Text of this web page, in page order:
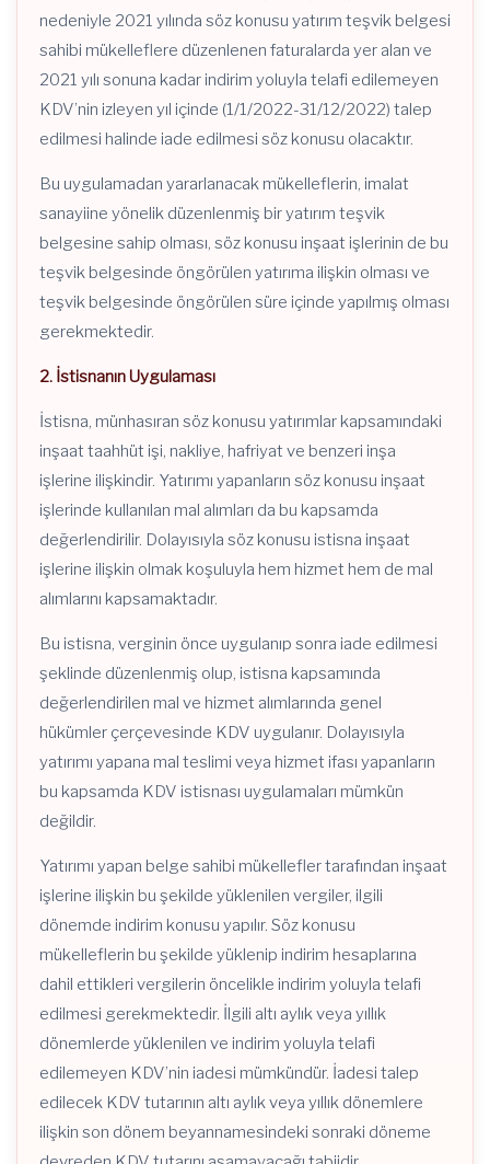
nedeniyle 2021 yılında söz konusu yatırım teşvik belgesi
sahibi mükelleflere düzenlenen faturalarda yer alan ve
2021 yılı sonuna kadar indirim yoluyla telafi edilemeyen
KDV’nin izleyen yıl içinde (1/1/2022-31/12/2022) talep
edilmesi halinde iade edilmesi söz konusu olacaktır.
Bu uygulamadan yararlanacak mükelleflerin, imalat
sanayiine yönelik düzenlenmiş bir yatırım teşvik
belgesine sahip olması, söz konusu inşaat işlerinin de bu
teşvik belgesinde öngörülen yatırıma ilişkin olması ve
teşvik belgesinde öngörülen süre içinde yapılmış olması
gerekmektedir.
2. İstisnanın Uygulaması
İstisna, münhasıran söz konusu yatırımlar kapsamındaki
inşaat taahhüt işi, nakliye, hafriyat ve benzeri inşa
işlerine ilişkindir. Yatırımı yapanların söz konusu inşaat
işlerinde kullanılan mal alımları da bu kapsamda
değerlendirilir. Dolayısıyla söz konusu istisna inşaat
işlerine ilişkin olmak koşuluyla hem hizmet hem de mal
alımlarını kapsamaktadır.
Bu istisna, verginin önce uygulanıp sonra iade edilmesi
şeklinde düzenlenmiş olup, istisna kapsamında
değerlendirilen mal ve hizmet alımlarında genel
hükümler çerçevesinde KDV uygulanır. Dolayısıyla
yatırımı yapana mal teslimi veya hizmet ifası yapanların
bu kapsamda KDV istisnası uygulamaları mümkün
değildir.
Yatırımı yapan belge sahibi mükellefler tarafından inşaat
işlerine ilişkin bu şekilde yüklenilen vergiler, ilgili
dönemde indirim konusu yapılır. Söz konusu
mükelleflerin bu şekilde yüklenip indirim hesaplarına
dahil ettikleri vergilerin öncelikle indirim yoluyla telafi
edilmesi gerekmektedir. İlgili altı aylık veya yıllık
dönemlerde yüklenilen ve indirim yoluyla telafi
edilemeyen KDV’nin iadesi mümkündür. İadesi talep
edilecek KDV tutarının altı aylık veya yıllık dönemlere
ilişkin son dönem beyannamesindeki sonraki döneme